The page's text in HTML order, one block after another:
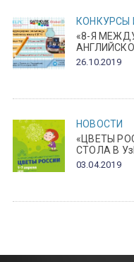
КОНКУРСЫ
«8-Я
26.10.2019
НОВОСТИ
«ЦВЕТЫ
СТОЛА В
03.04.2019